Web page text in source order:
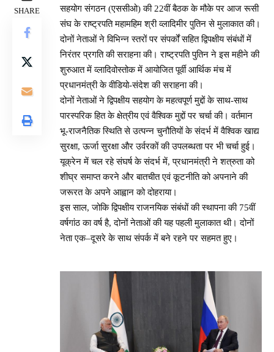
SHARE
सहयोग संगठन (एससीओ) की 22वीं बैठक के मौके पर आज रूसी
संघ के राष्ट्रपति महामहिम श्री व्लादिमीर पुतिन से मुलाकात की।
दोनों नेताओं ने विभिन्न स्तरों पर संपर्कों सहित द्विपक्षीय संबंधों में
निरंतर प्रगति की सराहना की। राष्ट्रपति पुतिन ने इस महीने की
शुरुआत में व्लादिवोस्तोक में आयोजित पूर्वी आर्थिक मंच में
प्रधानमंत्री के वीडियो-संदेश की सराहना की।
दोनों नेताओं ने द्विपक्षीय सहयोग के महत्वपूर्ण मुद्दों के साथ-साथ
पारस्परिक हित के क्षेत्रीय एवं वैश्विक मुद्दों पर चर्चा की। वर्तमान
भू-राजनैतिक स्थिति से उत्पन्न चुनौतियों के संदर्भ में वैश्विक खाद्य
सुरक्षा, ऊर्जा सुरक्षा और उर्वरकों की उपलब्धता पर भी चर्चा हुई।
यूक्रेन में चल रहे संघर्ष के संदर्भ में, प्रधानमंत्री ने शत्रुता को
शीघ्र समाप्त करने और बातचीत एवं कूटनीति को अपनाने की
जरूरत के अपने आह्वान को दोहराया।
इस साल, जोकि द्विपक्षीय राजनयिक संबंधों की स्थापना की 75वीं
वर्षगांठ का वर्ष है, दोनों नेताओं की यह पहली मुलाकात थी। दोनों
नेता एक–दूसरे के साथ संपर्क में बने रहने पर सहमत हुए।